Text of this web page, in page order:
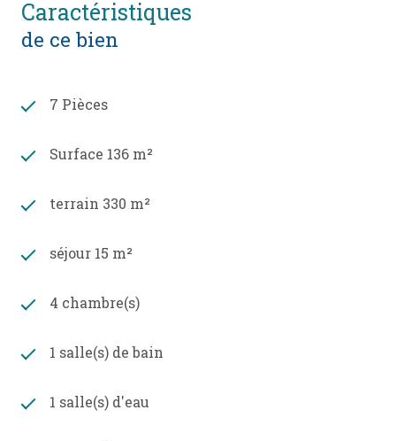
caractéristiques
de ce bien
7 Pièces
Surface 136 m²
terrain 330 m²
séjour 15 m²
4 chambre(s)
1 salle(s) de bain
1 salle(s) d'eau